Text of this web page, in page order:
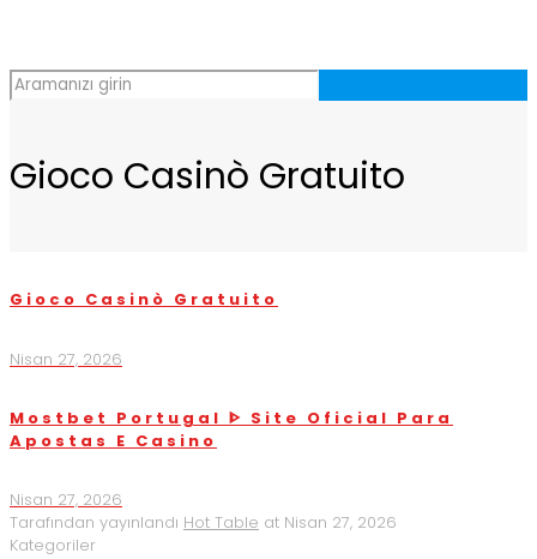
Gioco Casinò Gratuito
Gioco Casinò Gratuito
Nisan 27, 2026
Mostbet Portugal ᐈ Site Oficial Para
Apostas E Casino
Nisan 27, 2026
Tarafından yayınlandı Hot Table at Nisan 27, 2026
Kategoriler